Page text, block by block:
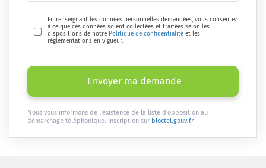
En renseignant les données personnelles demandées, vous consentez
à ce que ces données soient collectées et traitées selon les
dispositions de notre Politique de confidentialité et les
réglementations en vigueur.
Envoyer ma demande
Nous vous informons de l'existence de la liste d'opposition au
démarchage téléphonique. Inscription sur bloctel.gouv.fr